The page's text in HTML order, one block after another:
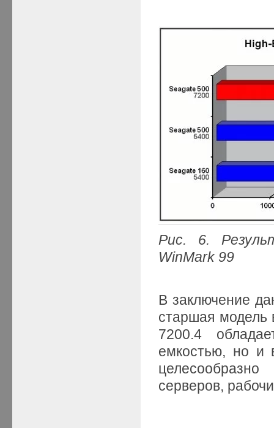
Рис. 6.
WinMark 99
В заключение
старшая модель
7200.4
емкостью, но и
серверов,